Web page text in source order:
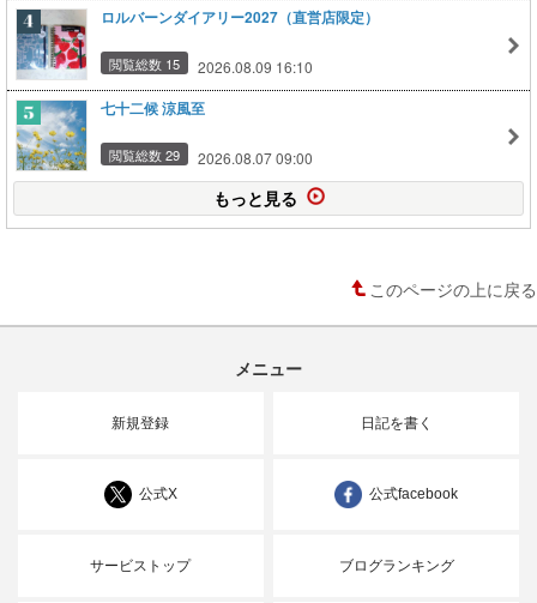
ロルバーンダイアリー2027（直営店限定）
閲覧総数 15 2026.08.09 16:10
七十二候 涼風至
閲覧総数 29 2026.08.07 09:00
もっと見る
このページの上に戻る
メニュー
新規登録 日記を書く
公式X 公式facebook
サービストップ ブログランキング